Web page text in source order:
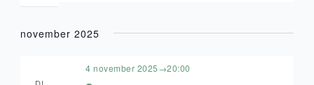
november 2025
4 november 2025→20:00